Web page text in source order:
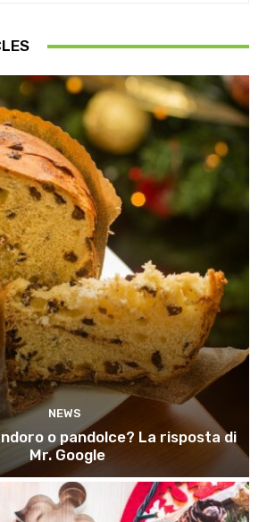
NEWS
o pandolce? La risposta di
Mr. Google